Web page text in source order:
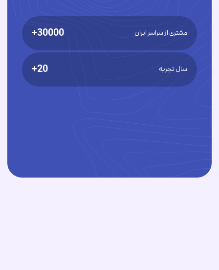
مشتری از سراسر ایران 30000+
سال تجربه 20+